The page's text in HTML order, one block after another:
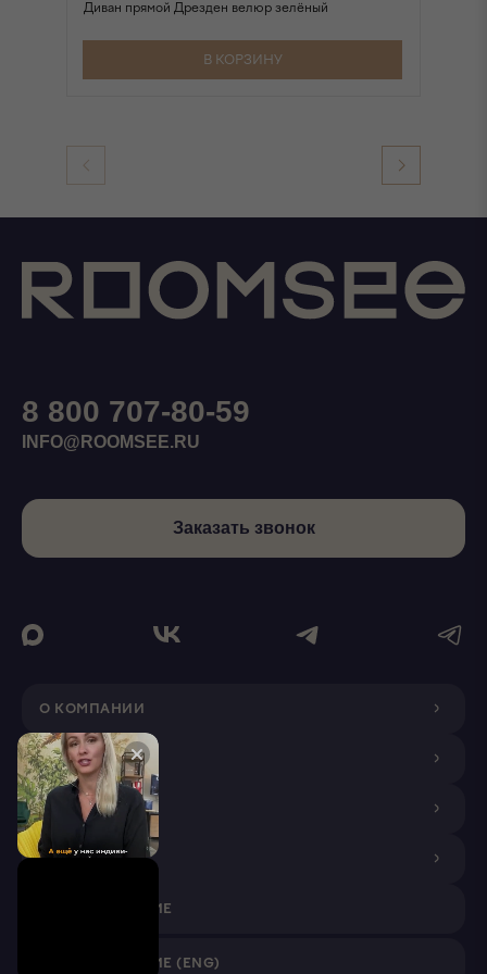
Диван прямой Дрезден велюр зелёный
В КОРЗИНУ
О КОМПАНИИ
ДИЗАЙНЕРАМ
ПОКУПАТЕЛЯМ
ПАРТНЕРАМ
VR ПРИЛОЖЕНИЕ
VR ПРИЛОЖЕНИЕ (ENG)
8 800 707-80-59
INFO@ROOMSEE.RU
Заказать звонок